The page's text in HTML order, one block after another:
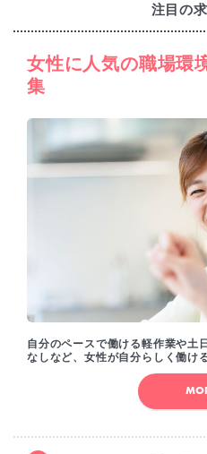
注目の
女性に人気の職場環
集
自分のペースで働ける軽作業や土
なしなど、女性が自分らしく働け